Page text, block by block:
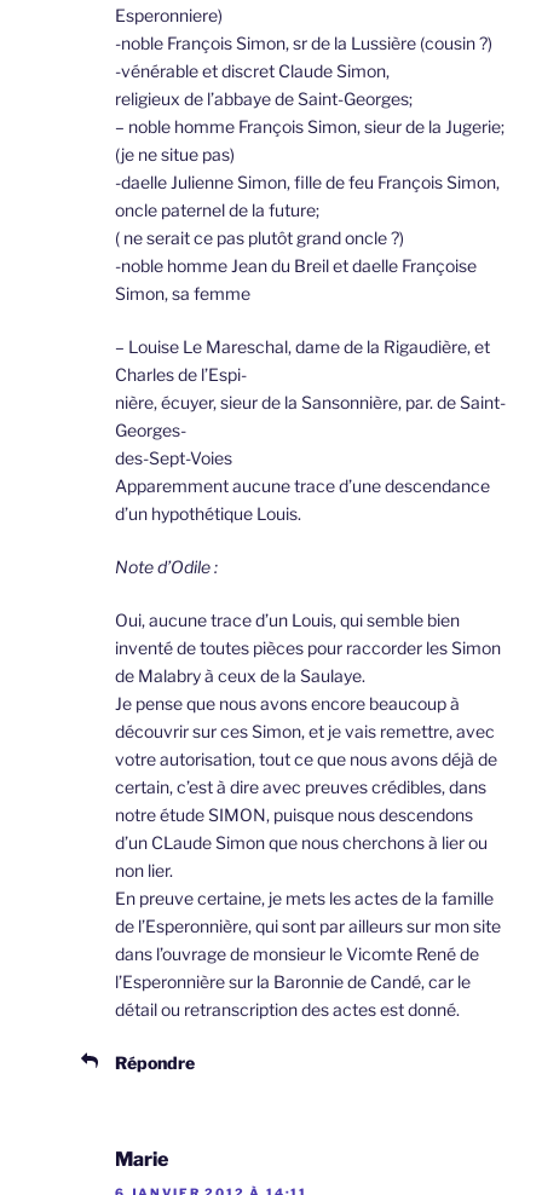
Esperonniere)
-noble François Simon, sr de la Lussière (cousin ?)
-vénérable et discret Claude Simon,
religieux de l’abbaye de Saint-Georges;
– noble homme François Simon, sieur de la Jugerie;
(je ne situe pas)
-daelle Julienne Simon, fille de feu François Simon,
oncle paternel de la future;
( ne serait ce pas plutôt grand oncle ?)
-noble homme Jean du Breil et daelle Françoise
Simon, sa femme
– Louise Le Mareschal, dame de la Rigaudière, et
Charles de l’Espi-
nière, écuyer, sieur de la Sansonnière, par. de Saint-
Georges-
des-Sept-Voies
Apparemment aucune trace d’une descendance
d’un hypothétique Louis.
Note d’Odile :
Oui, aucune trace d’un Louis, qui semble bien
inventé de toutes pièces pour raccorder les Simon
de Malabry à ceux de la Saulaye.
Je pense que nous avons encore beaucoup à
découvrir sur ces Simon, et je vais remettre, avec
votre autorisation, tout ce que nous avons déjà de
certain, c’est à dire avec preuves crédibles, dans
notre étude SIMON, puisque nous descendons
d’un CLaude Simon que nous cherchons à lier ou
non lier.
En preuve certaine, je mets les actes de la famille
de l’Esperonnière, qui sont par ailleurs sur mon site
dans l’ouvrage de monsieur le Vicomte René de
l’Esperonnière sur la Baronnie de Candé, car le
détail ou retranscription des actes est donné.
Répondre
Marie